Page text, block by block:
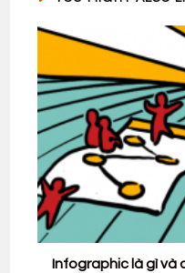
Infographic là gì và